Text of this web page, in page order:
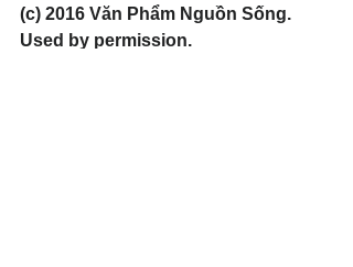
(c) 2016 Văn Phẩm Nguồn Sống.
Used by permission.